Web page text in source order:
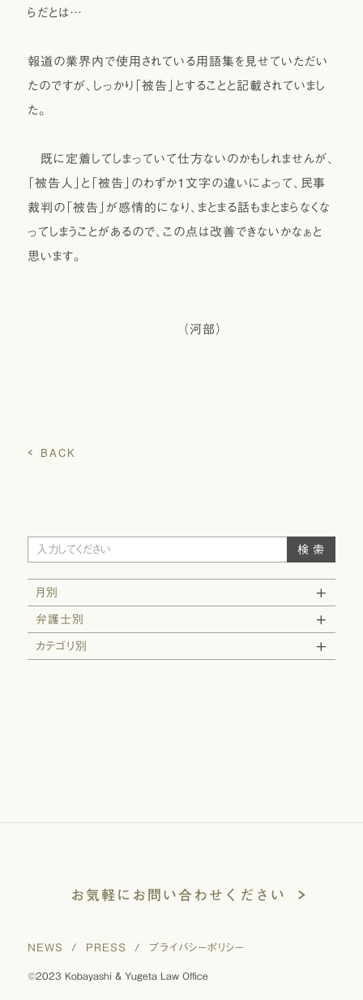
らだとは…
報道の業界内で使用されている用語集を見せていただい
たのですが、しっかり「被告」とすることと記載されていまし
た。
既に定着してしまっていて仕方ないのかもしれませんが、
「被告人」と「被告」のわずか1文字の違いによって、民事
裁判の「被告」が感情的になり、まとまる話もまとまらなくな
ってしまうことがあるので、この点は改善できないかなぁと
思います。
（河部）
BACK
月別
弁護士別
カテゴリ別
お気軽にお問い合わせください
NEWS / PRESS / プライバシーポリシー
©2023 Kobayashi & Yugeta Law Office